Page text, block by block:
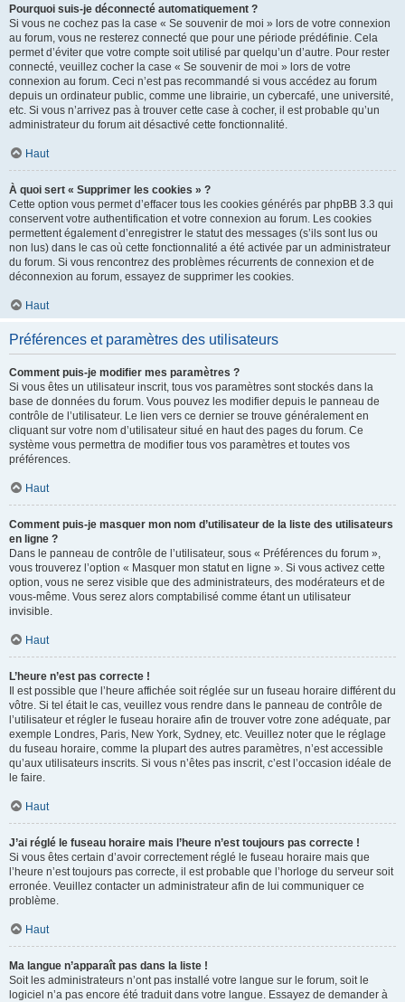
Pourquoi suis-je déconnecté automatiquement ?
Si vous ne cochez pas la case « Se souvenir de moi » lors de votre connexion
au forum, vous ne resterez connecté que pour une période prédéfinie. Cela
permet d’éviter que votre compte soit utilisé par quelqu’un d’autre. Pour rester
connecté, veuillez cocher la case « Se souvenir de moi » lors de votre
connexion au forum. Ceci n’est pas recommandé si vous accédez au forum
depuis un ordinateur public, comme une librairie, un cybercafé, une université,
etc. Si vous n’arrivez pas à trouver cette case à cocher, il est probable qu’un
administrateur du forum ait désactivé cette fonctionnalité.
Haut
À quoi sert « Supprimer les cookies » ?
Cette option vous permet d’effacer tous les cookies générés par phpBB 3.3 qui
conservent votre authentification et votre connexion au forum. Les cookies
permettent également d’enregistrer le statut des messages (s’ils sont lus ou
non lus) dans le cas où cette fonctionnalité a été activée par un administrateur
du forum. Si vous rencontrez des problèmes récurrents de connexion et de
déconnexion au forum, essayez de supprimer les cookies.
Haut
Préférences et paramètres des utilisateurs
Comment puis-je modifier mes paramètres ?
Si vous êtes un utilisateur inscrit, tous vos paramètres sont stockés dans la
base de données du forum. Vous pouvez les modifier depuis le panneau de
contrôle de l’utilisateur. Le lien vers ce dernier se trouve généralement en
cliquant sur votre nom d’utilisateur situé en haut des pages du forum. Ce
système vous permettra de modifier tous vos paramètres et toutes vos
préférences.
Haut
Comment puis-je masquer mon nom d’utilisateur de la liste des utilisateurs
en ligne ?
Dans le panneau de contrôle de l’utilisateur, sous « Préférences du forum »,
vous trouverez l’option « Masquer mon statut en ligne ». Si vous activez cette
option, vous ne serez visible que des administrateurs, des modérateurs et de
vous-même. Vous serez alors comptabilisé comme étant un utilisateur
invisible.
Haut
L’heure n’est pas correcte !
Il est possible que l’heure affichée soit réglée sur un fuseau horaire différent du
vôtre. Si tel était le cas, veuillez vous rendre dans le panneau de contrôle de
l’utilisateur et régler le fuseau horaire afin de trouver votre zone adéquate, par
exemple Londres, Paris, New York, Sydney, etc. Veuillez noter que le réglage
du fuseau horaire, comme la plupart des autres paramètres, n’est accessible
qu’aux utilisateurs inscrits. Si vous n’êtes pas inscrit, c’est l’occasion idéale de
le faire.
Haut
J’ai réglé le fuseau horaire mais l’heure n’est toujours pas correcte !
Si vous êtes certain d’avoir correctement réglé le fuseau horaire mais que
l’heure n’est toujours pas correcte, il est probable que l’horloge du serveur soit
erronée. Veuillez contacter un administrateur afin de lui communiquer ce
problème.
Haut
Ma langue n’apparaît pas dans la liste !
Soit les administrateurs n’ont pas installé votre langue sur le forum, soit le
logiciel n’a pas encore été traduit dans votre langue. Essayez de demander à